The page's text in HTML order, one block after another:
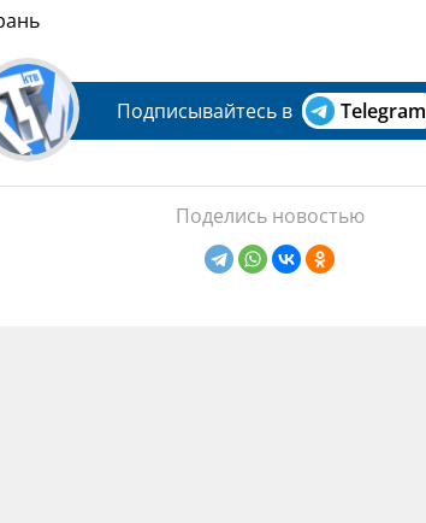
Подписывайтесь в Telegram
Поделись новостью